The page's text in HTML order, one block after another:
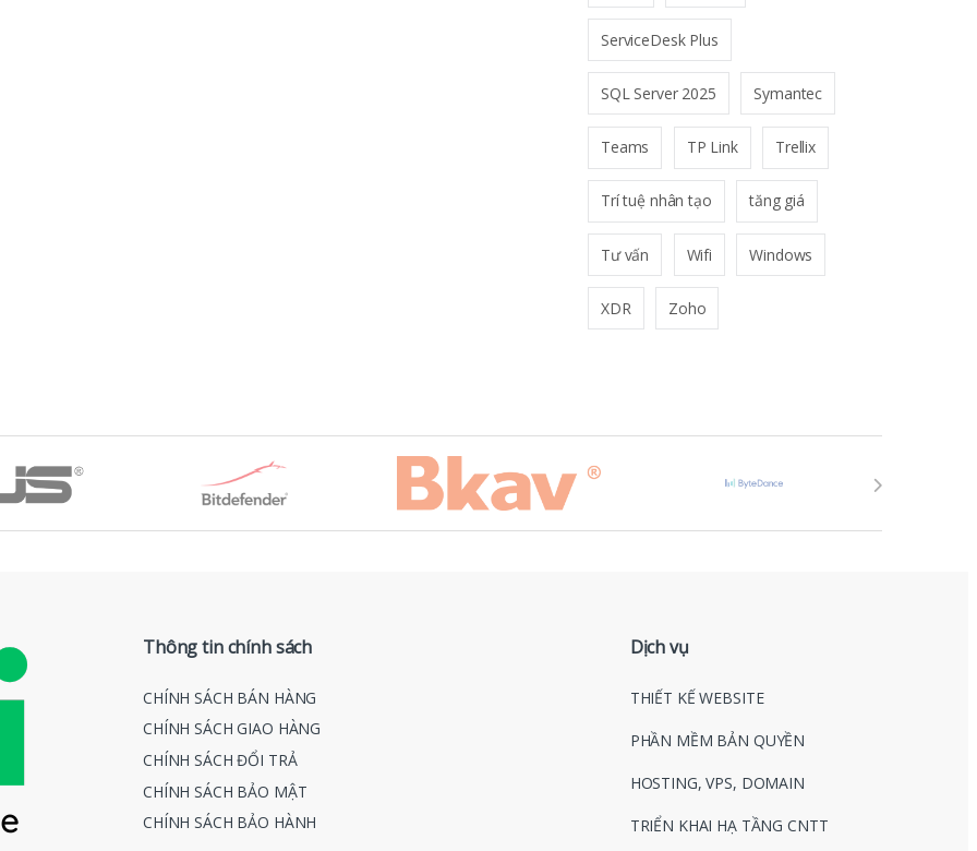
ServiceDesk Plus
SQL Server 2025 Symantec
Teams TP Link Trellix
Trí tuệ nhân tạo tăng giá
Tư vấn Wifi Windows
XDR Zoho
Thông tin chính sách
CHÍNH SÁCH BÁN HÀNG
CHÍNH SÁCH GIAO HÀNG
CHÍNH SÁCH ĐỔI TRẢ
CHÍNH SÁCH BẢO MẬT
CHÍNH SÁCH BẢO HÀNH
Dịch vụ
THIẾT KẾ WEBSITE
PHẦN MỀM BẢN QUYỀN
HOSTING, VPS, DOMAIN
TRIỂN KHAI HẠ TẦNG CNTT